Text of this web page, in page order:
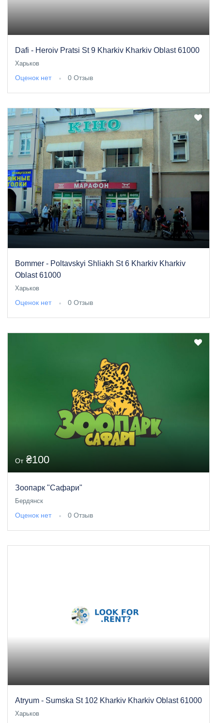
Dafi - Heroiv Pratsi St 9 Kharkiv Kharkiv Oblast 61000
Харьков
Оценок нет 0 Отзыв
Bommer - Poltavskyi Shliakh St 6 Kharkiv Kharkiv
Oblast 61000
Харьков
Оценок нет 0 Отзыв
От₴100
Зоопарк "Сафари"
Бердянск
Оценок нет 0 Отзыв
Atryum - Sumska St 102 Kharkiv Kharkiv Oblast 61000
Харьков